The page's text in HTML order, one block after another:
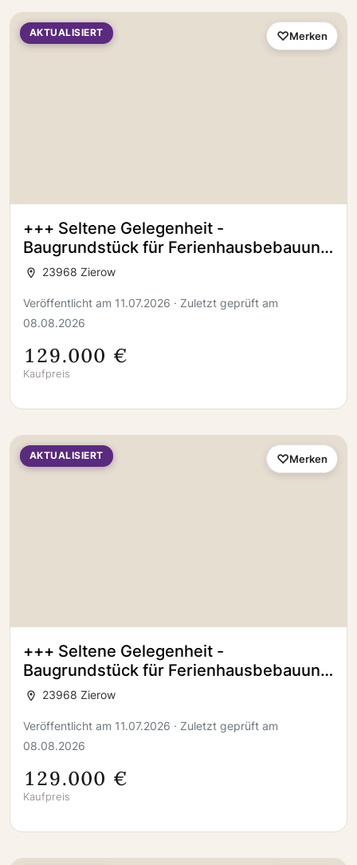
AKTUALISIERT
+++ Seltene Gelegenheit -
Baugrundstück für Ferienhausbebauung
in bester Lage in Zierow +++
23968 Zierow
Veröffentlicht am 11.07.2026 · Zuletzt geprüft am
08.08.2026
129.000 €
Kaufpreis
Merken
AKTUALISIERT
+++ Seltene Gelegenheit -
Baugrundstück für Ferienhausbebauung
in bester Lage in Zierow +++
23968 Zierow
Veröffentlicht am 11.07.2026 · Zuletzt geprüft am
08.08.2026
129.000 €
Kaufpreis
Merken